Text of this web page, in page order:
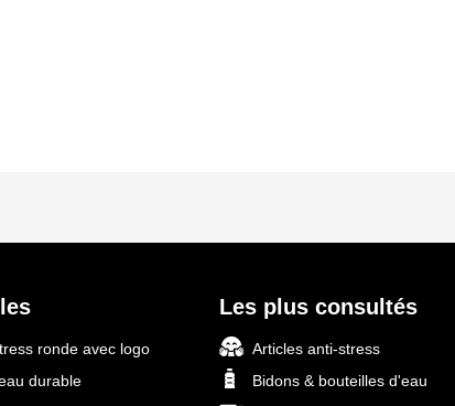
ronde avec logo
durable
Les plus consultés
Articles anti-stress
Bidons & bouteilles d'eau